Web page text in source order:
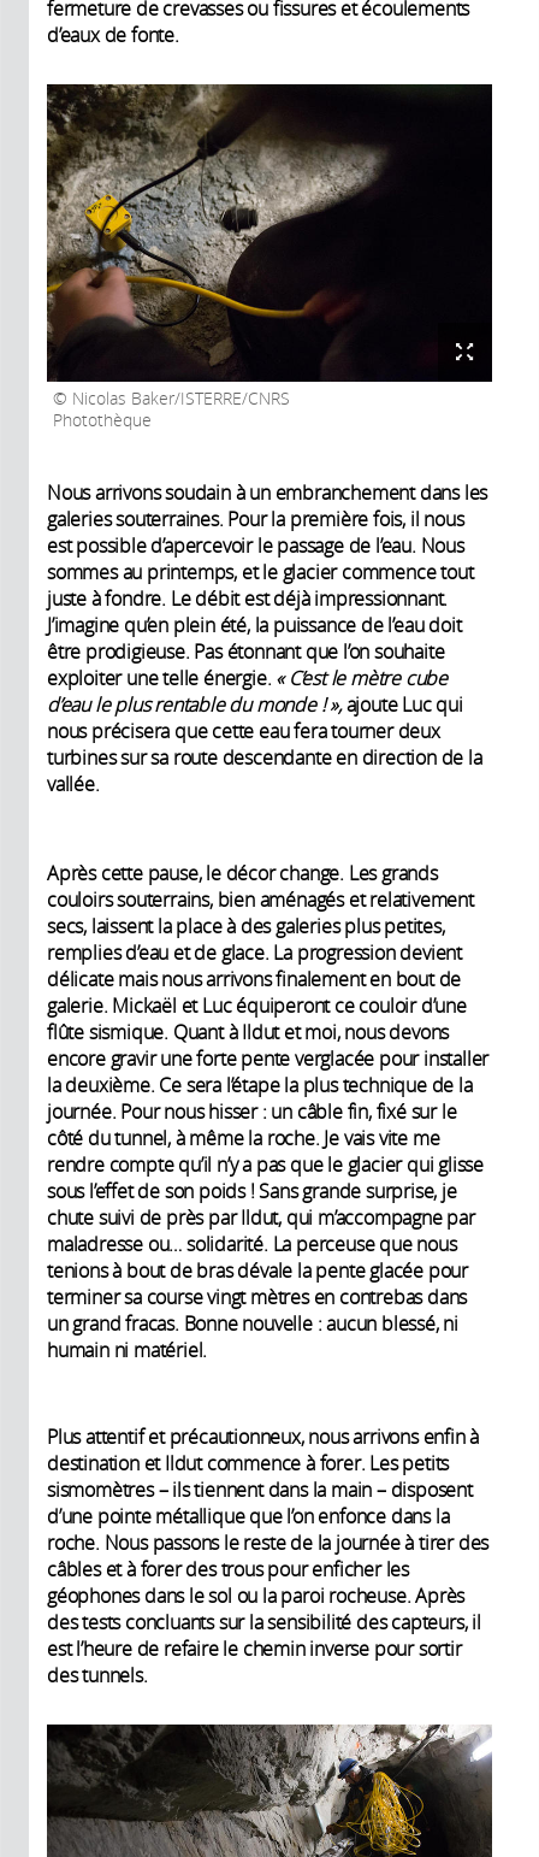
fermeture de crevasses ou fissures et écoulements
d’eaux de fonte.
Nicolas Baker/ISTERRE/CNRS
Photothèque
Nous arrivons soudain à un embranchement dans les
galeries souterraines. Pour la première fois, il nous
est possible d’apercevoir le passage de l’eau. Nous
sommes au printemps, et le glacier commence tout
juste à fondre. Le débit est déjà impressionnant.
J’imagine qu’en plein été, la puissance de l’eau doit
être prodigieuse. Pas étonnant que l’on souhaite
exploiter une telle énergie. « C’est le mètre cube
d’eau le plus rentable du monde ! »,ajoute Luc qui
nous précisera que cette eau fera tourner deux
turbines sur sa route descendante en direction de la
vallée.
Après cette pause, le décor change. Les grands
couloirs souterrains, bien aménagés et relativement
secs, laissent la place à des galeries plus petites,
remplies d’eau et de glace. La progression devient
délicate mais nous arrivons finalement en bout de
galerie. Mickaël et Luc équiperont ce couloir d’une
flûte sismique. Quant à Ildut et moi, nous devons
encore gravir une forte pente verglacée pour installer
la deuxième. Ce sera l’étape la plus technique de la
journée. Pour nous hisser : un câble fin, fixé sur le
côté du tunnel, à même la roche. Je vais vite me
rendre compte qu’il n’y a pas que le glacier qui glisse
sous l’effet de son poids ! Sans grande surprise, je
chute suivi de près par Ildut, qui m’accompagne par
maladresse ou… solidarité. La perceuse que nous
tenions à bout de bras dévale la pente glacée pour
terminer sa course vingt mètres en contrebas dans
un grand fracas. Bonne nouvelle : aucun blessé, ni
humain ni matériel.
Plus attentif et précautionneux, nous arrivons enfin à
destination et Ildut commence à forer. Les petits
sismomètres – ils tiennent dans la main – disposent
d’une pointe métallique que l’on enfonce dans la
roche. Nous passons le reste de la journée à tirer des
câbles et à forer des trous pour enficher les
géophones dans le sol ou la paroi rocheuse. Après
des tests concluants sur la sensibilité des capteurs, il
est l’heure de refaire le chemin inverse pour sortir
des tunnels.